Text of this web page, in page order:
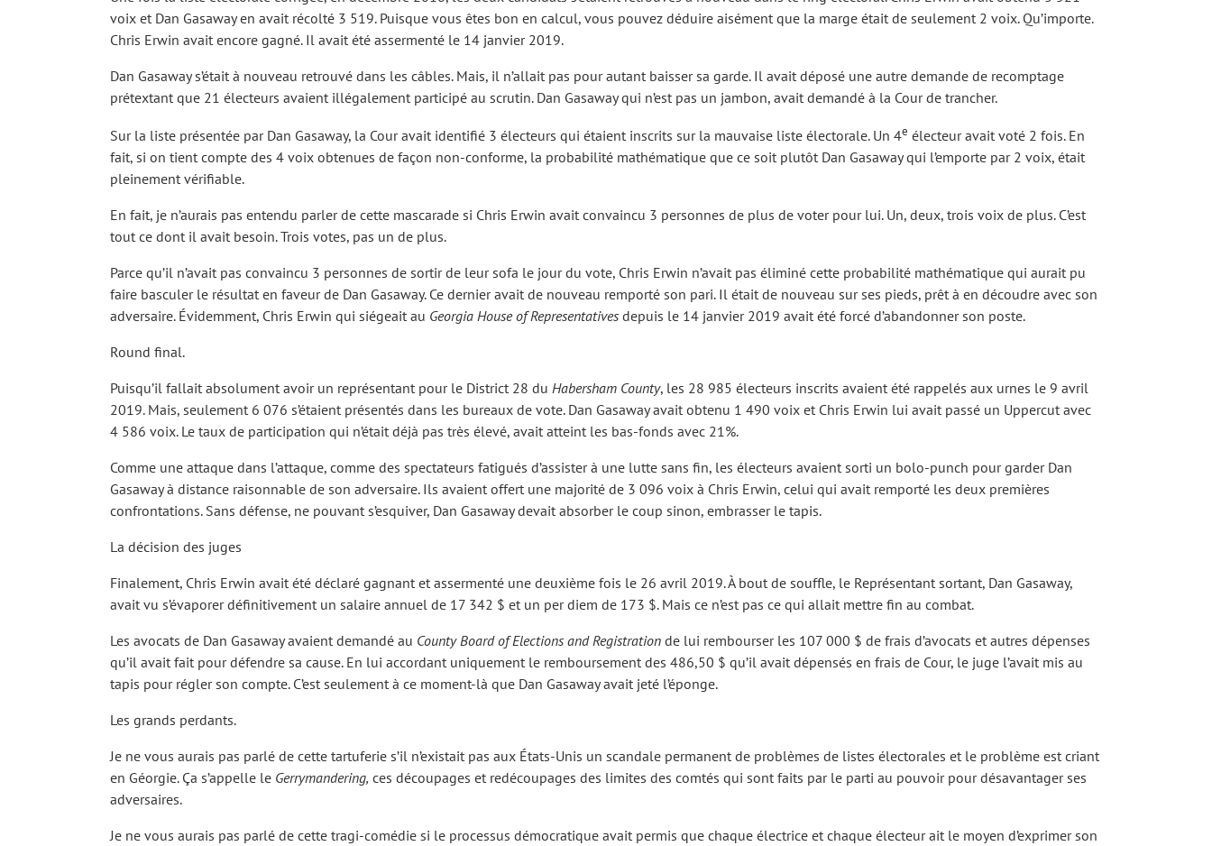
voix et Dan Gasaway en avait récolté 3 519. Puisque vous êtes bon en calcul, vous pouvez déduire aisément que la marge était de seulement 2 voix. Qu’importe.
Chris Erwin avait encore gagné. Il avait été assermenté le 14 janvier 2019.
Dan Gasaway s’était à nouveau retrouvé dans les câbles. Mais, il n’allait pas pour autant baisser sa garde. Il avait déposé une autre demande de recomptage
prétextant que 21 électeurs avaient illégalement participé au scrutin. Dan Gasaway qui n’est pas un jambon, avait demandé à la Cour de trancher.
Sur la liste présentée par Dan Gasaway, la Cour avait identifié 3 électeurs qui étaient inscrits sur la mauvaise liste électorale. Un 4e électeur avait voté 2 fois. En
fait, si on tient compte des 4 voix obtenues de façon non-conforme, la probabilité mathématique que ce soit plutôt Dan Gasaway qui l’emporte par 2 voix, était
pleinement vérifiable.
En fait, je n’aurais pas entendu parler de cette mascarade si Chris Erwin avait convaincu 3 personnes de plus de voter pour lui. Un, deux, trois voix de plus. C’est
tout ce dont il avait besoin. Trois votes, pas un de plus.
Parce qu’il n’avait pas convaincu 3 personnes de sortir de leur sofa le jour du vote, Chris Erwin n’avait pas éliminé cette probabilité mathématique qui aurait pu
faire basculer le résultat en faveur de Dan Gasaway. Ce dernier avait de nouveau remporté son pari. Il était de nouveau sur ses pieds, prêt à en découdre avec son
adversaire. Évidemment, Chris Erwin qui siégeait au Georgia House of Representatives depuis le 14 janvier 2019 avait été forcé d’abandonner son poste.
Round final.
Puisqu’il fallait absolument avoir un représentant pour le District 28 du Habersham County, les 28 985 électeurs inscrits avaient été rappelés aux urnes le 9 avril
2019. Mais, seulement 6 076 s’étaient présentés dans les bureaux de vote. Dan Gasaway avait obtenu 1 490 voix et Chris Erwin lui avait passé un Uppercut avec
4 586 voix. Le taux de participation qui n’était déjà pas très élevé, avait atteint les bas-fonds avec 21%.
Comme une attaque dans l’attaque, comme des spectateurs fatigués d’assister à une lutte sans fin, les électeurs avaient sorti un bolo-punch pour garder Dan
Gasaway à distance raisonnable de son adversaire. Ils avaient offert une majorité de 3 096 voix à Chris Erwin, celui qui avait remporté les deux premières
confrontations. Sans défense, ne pouvant s’esquiver, Dan Gasaway devait absorber le coup sinon, embrasser le tapis.
La décision des juges
Finalement, Chris Erwin avait été déclaré gagnant et assermenté une deuxième fois le 26 avril 2019. À bout de souffle, le Représentant sortant, Dan Gasaway,
avait vu s’évaporer définitivement un salaire annuel de 17 342 $ et un per diem de 173 $. Mais ce n’est pas ce qui allait mettre fin au combat.
Les avocats de Dan Gasaway avaient demandé au County Board of Elections and Registration de lui rembourser les 107 000 $ de frais d’avocats et autres dépenses
qu’il avait fait pour défendre sa cause. En lui accordant uniquement le remboursement des 486,50 $ qu’il avait dépensés en frais de Cour, le juge l’avait mis au
tapis pour régler son compte. C’est seulement à ce moment-là que Dan Gasaway avait jeté l’éponge.
Les grands perdants.
Je ne vous aurais pas parlé de cette tartuferie s’il n’existait pas aux États-Unis un scandale permanent de problèmes de listes électorales et le problème est criant
en Géorgie. Ça s’appelle le Gerrymandering, ces découpages et redécoupages des limites des comtés qui sont faits par le parti au pouvoir pour désavantager ses
adversaires.
Je ne vous aurais pas parlé de cette tragi-comédie si le processus démocratique avait permis que chaque électrice et chaque électeur ait le moyen d’exprimer son
ABONNEZ-VOUS AU BLOGUE
jamais nos articles !